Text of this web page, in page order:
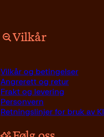
Vilkår
Vilkår og betingelser
Angrerett og retur
Frakt og levering
Personvern
Retningslinjer for bruk av KI